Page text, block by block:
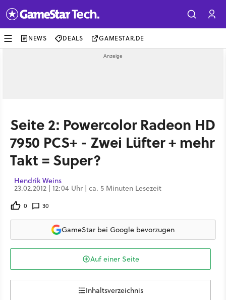
NEWS DEALS GAMESTAR.DE
Seite 2: Powercolor Radeon HD
7950 PCS+ - Zwei Lüfter + mehr
Takt = Super?
Hendrik Weins
23.02.2012 | 12:04 Uhr | ca. 5 Minuten Lesezeit
0 30
GameStar bei Google bevorzugen
Auf einer Seite
Inhaltsverzeichnis